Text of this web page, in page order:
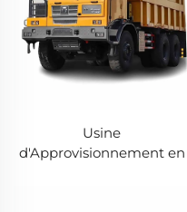
Usine
d'Approvisionnement en